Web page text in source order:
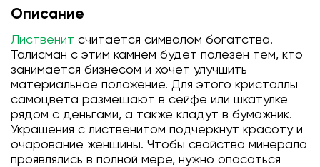
Описание
Лиственит считается символом богатства.
Талисман с этим камнем будет полезен тем, кто
занимается бизнесом и хочет улучшить
материальное положение. Для этого кристаллы
самоцвета размещают в сейфе или шкатулке
рядом с деньгами, а также кладут в бумажник.
Украшения с лиственитом подчеркнут красоту и
очарование женщины. Чтобы свойства минерала
проявлялись в полной мере, нужно опасаться